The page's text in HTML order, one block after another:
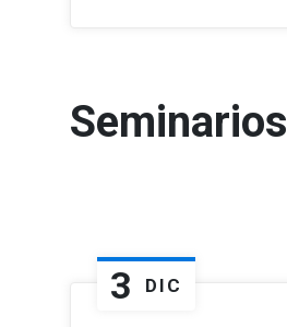
Seminarios
3 DIC